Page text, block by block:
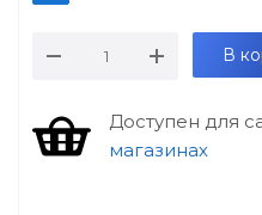
В
Доступен для
магазинах